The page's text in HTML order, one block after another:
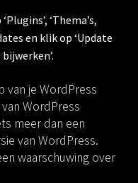
‘Thema’s,
en klik op ‘Update
bijwerken’.
van je WordPress
WordPress
meer dan een
van WordPress.
waarschuwing over